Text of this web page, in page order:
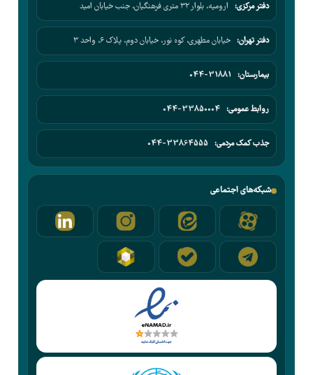
دفتر مرکزی: ارومیه، بلوار ۳۲ متری فرهنگیان، جنب خیابان امید
دفتر تهران: خیابان مطهری، کوه نور، خیابان دوم، پلاک ۶، واحد ۳
بیمارستان: 044-31881
روابط عمومی: 044-33850004
جذب کمک مردمی: 044-33864555
شبکه‌های اجتماعی